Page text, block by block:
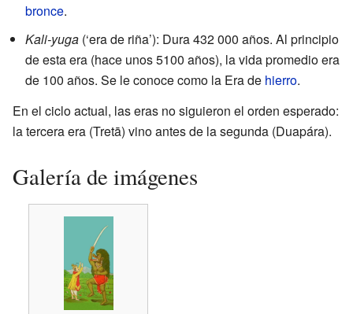
bronce.
Kali-yuga (‘era de riña’): Dura 432 000 años. Al principio
de esta era (hace unos 5100 años), la vida promedio era
de 100 años. Se le conoce como la Era de hierro.
En el ciclo actual, las eras no siguieron el orden esperado:
la tercera era (Tretā) vino antes de la segunda (Duapára).
Galería de imágenes